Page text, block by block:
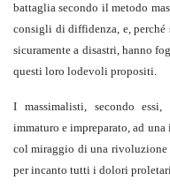
battaglia secondo il metodo
consigli di diffidenza, e, perché
sicuramente a disastri, hanno
questi loro lodevoli propositi.
I massimalisti, secondo
immaturo e impreparato, ad
col miraggio di una rivoluzione
per incanto tutti i dolori